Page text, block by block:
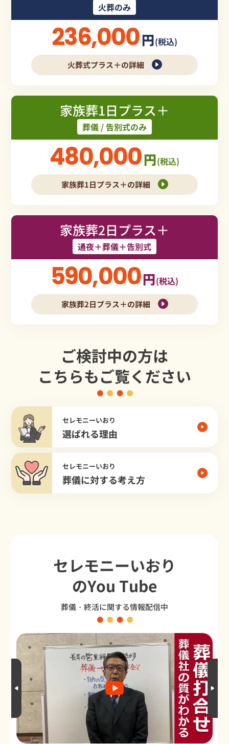
火葬のみ
236,000円(税込)
火葬式プラス＋の詳細
家族葬1日プラス＋
葬儀 / 告別式のみ
480,000円(税込)
家族葬1日プラス＋の詳細
家族葬2日プラス＋
通夜＋葬儀＋告別式
590,000円(税込)
家族葬2日プラス＋の詳細
ご検討中の方は
こちらもご覧ください
セレモニーいおり
選ばれる理由
セレモニーいおり
葬儀に対する考え方
セレモニーいおり
のYou Tube
葬儀・終活に関する情報配信中